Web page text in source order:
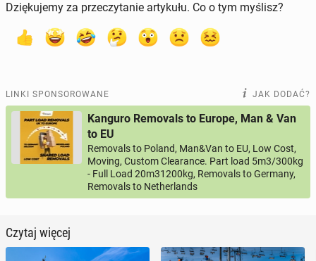
Dziękujemy za przeczytanie artykułu. Co o tym myślisz?
LINKI SPONSOROWANE JAK DODAĆ?
Kanguro Removals to Europe, Man & Van
to EU
Removals to Poland, Man&Van to EU, Low Cost,
Moving, Custom Clearance. Part load 5m3/300kg
- Full Load 20m31200kg, Removals to Germany,
Removals to Netherlands
Czytaj więcej